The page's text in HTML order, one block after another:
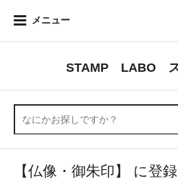
メニュー
STAMP LABO ス
【仏像・御朱印】 に登